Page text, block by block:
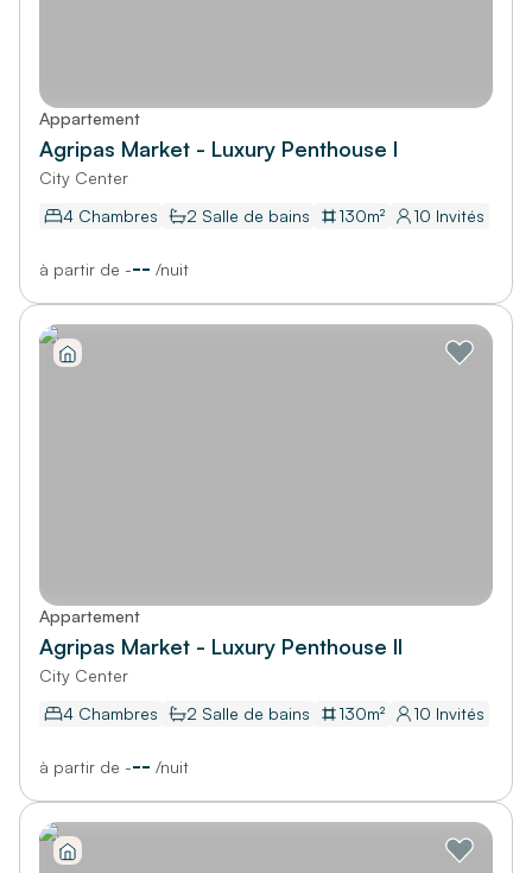
Appartement
Agripas Market - Luxury Penthouse I
City Center
4 Chambres
2 Salle de bains 130m² 10 Invités
à partir de --- /nuit
Appartement
Agripas Market - Luxury Penthouse II
City Center
4 Chambres
2 Salle de bains 130m² 10 Invités
à partir de --- /nuit